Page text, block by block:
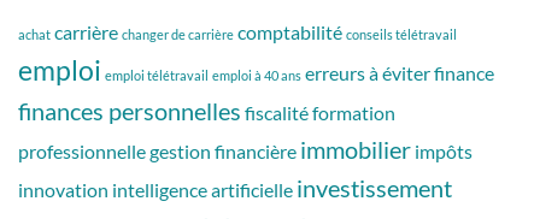
achat carrière changer de carrière comptabilité conseils télétravail
emploi emploi télétravail emploi à 40 ans erreurs à éviterfinance
finances personnelles fiscalitéformation
professionnellegestion financière immobilier impôts
innovation intelligence artificielle investissement